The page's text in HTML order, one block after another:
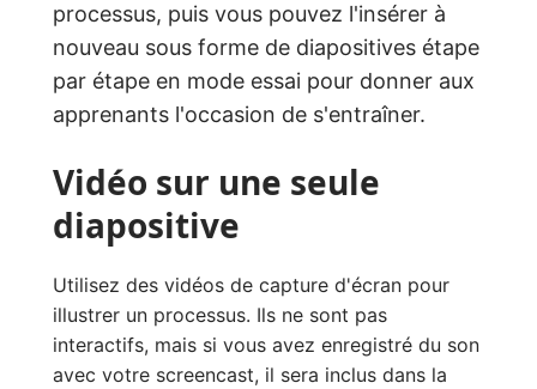
processus, puis vous pouvez l'insérer à
nouveau sous forme de diapositives étape
par étape en mode essai pour donner aux
apprenants l'occasion de s'entraîner.
Vidéo sur une seule
diapositive
Utilisez des vidéos de capture d'écran pour
illustrer un processus. Ils ne sont pas
interactifs, mais si vous avez enregistré du son
avec votre screencast, il sera inclus dans la